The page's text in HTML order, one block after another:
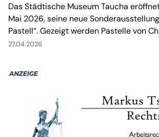
Das Städtische Museum Taucha
Mai 2026, seine neue
Pastell“. Gezeigt werden Pastelle von
27.04.2026